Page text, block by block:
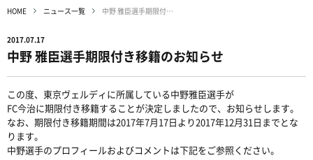
HOME ニュース一覧 中野 雅臣選手期限付き移籍のお知らせ
2017.07.17
中野 雅臣選手期限付き移籍のお知らせ
この度、東京ヴェルディに所属している中野雅臣選手が
FC今治に期限付き移籍することが決定しましたので、お知らせします。
なお、期限付き移籍期間は2017年7月17日より2017年12月31日までとな
ります。
中野選手のプロフィールおよびコメントは下記をご参照ください。